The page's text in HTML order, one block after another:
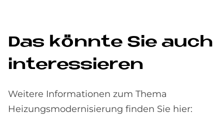
Das könn­te Sie auch
in­ter­es­sie­ren
Weitere Informationen zum Thema
Heizungsmodernisierung finden Sie hier: